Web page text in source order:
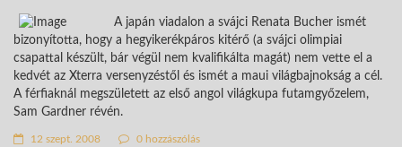
A japán viadalon a svájci Renata Bucher ismét
bizonyította, hogy a hegyikerékpáros kitérő (a svájci olimpiai
csapattal készült, bár végül nem kvalifikálta magát) nem vette el a
kedvét az Xterra versenyzéstől és ismét a maui világbajnokság a cél.
A férfiaknál megszületett az első angol világkupa futamgyőzelem,
Sam Gardner révén.
12 szept. 2008 0 hozzászólás